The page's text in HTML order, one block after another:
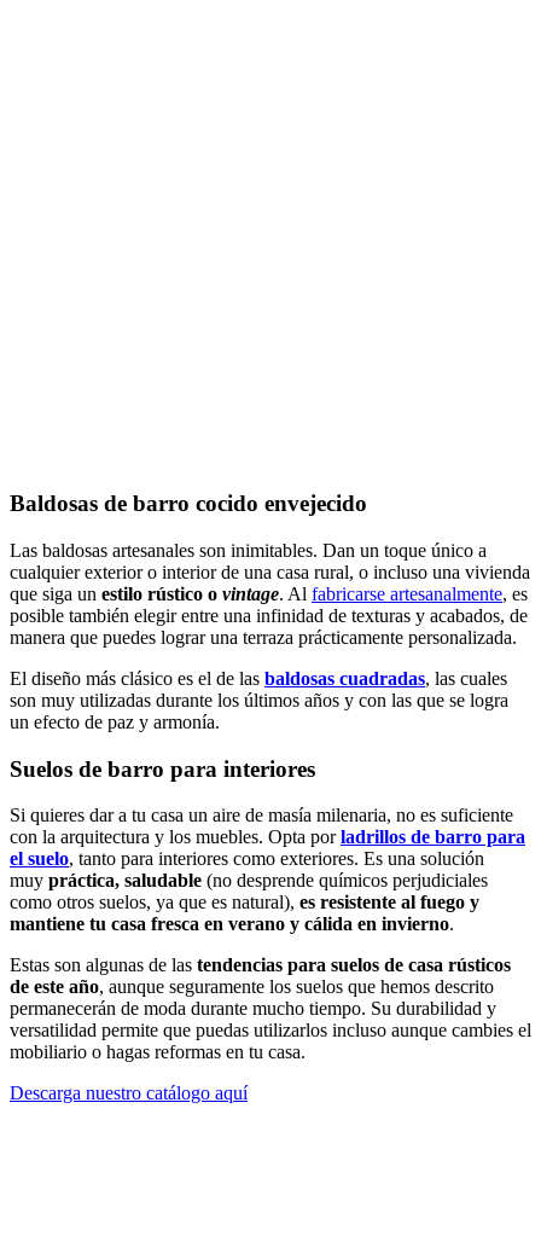
Baldosas de barro cocido envejecido
Las baldosas artesanales son inimitables. Dan un toque único a
cualquier exterior o interior de una casa rural, o incluso una vivienda
que siga un estilo rústico o vintage. Al fabricarse artesanalmente, es
posible también elegir entre una infinidad de texturas y acabados, de
manera que puedes lograr una terraza prácticamente personalizada.
El diseño más clásico es el de las baldosas cuadradas, las cuales
son muy utilizadas durante los últimos años y con las que se logra
un efecto de paz y armonía.
Suelos de barro para interiores
Si quieres dar a tu casa un aire de masía milenaria, no es suficiente
con la arquitectura y los muebles. Opta porladrillos de barro para
el suelo, tanto para interiores como exteriores. Es una solución
muy práctica, saludable (no desprende químicos perjudiciales
como otros suelos, ya que es natural), es resistente al fuego y
mantiene tu casa fresca en verano y cálida en invierno.
Estas son algunas de las tendencias para suelos de casa rústicos
de este año, aunque seguramente los suelos que hemos descrito
permanecerán de moda durante mucho tiempo. Su durabilidad y
versatilidad permite que puedas utilizarlos incluso aunque cambies el
mobiliario o hagas reformas en tu casa.
Descarga nuestro catálogo aquí